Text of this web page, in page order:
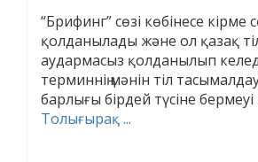
“Брифинг” сөзі көбінесе кірме
қолданылады және ол қазақ
аудармасыз қолданылып
терминнің мәнін тіл
барлығы бірдей түсіне
Толығырақ ...